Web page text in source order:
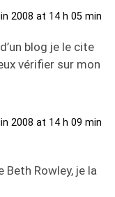
2008 at 14 h 05 min
blog je le cite
vérifier sur mon
2008 at 14 h 09 min
Rowley, je la